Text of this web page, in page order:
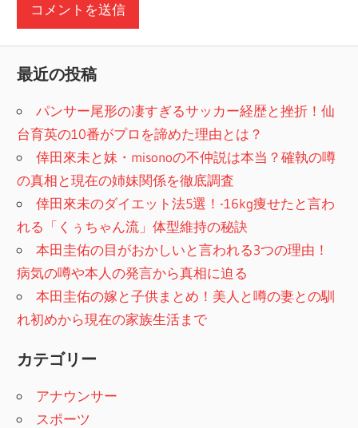
最近の投稿
パンサー尾形の凄すぎるサッカー経歴と挫折！仙
台育英の10番がプロを諦めた理由とは？
倖田來未と妹・misonoの不仲説は本当？確執の噂
の真相と現在の姉妹関係を徹底調査
倖田來未のダイエット法5選！-16kg痩せたと言わ
れる「くぅちゃん流」体型維持の秘訣
本田圭佑の目がおかしいと言われる3つの理由！
病気の噂や本人の発言から真相に迫る
本田圭佑の嫁と子供まとめ！美人と噂の妻との馴
れ初めから現在の家族生活まで
カテゴリー
アナウンサー
スポーツ